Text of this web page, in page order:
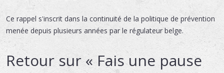
Ce rappel s'inscrit dans la continuité de la politique de prévention
menée depuis plusieurs années par le régulateur belge.
Retour sur « Fais une pause